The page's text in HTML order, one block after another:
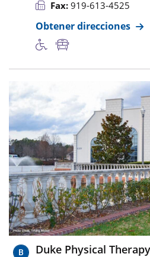
Fax: 919-613-4525
Obtener direcciones
Duke Physical